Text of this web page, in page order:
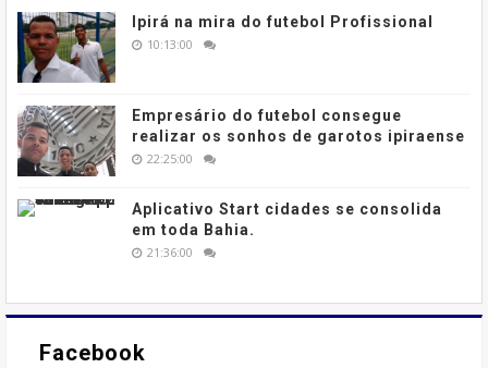
Ipirá na mira do futebol Profissional
10:13:00
Empresário do futebol consegue
realizar os sonhos de garotos ipiraense
22:25:00
Aplicativo Start cidades se consolida
em toda Bahia.
21:36:00
Facebook